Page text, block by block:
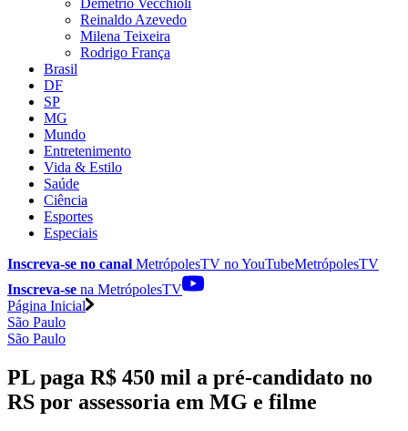
Reinaldo Azevedo
Milena Teixeira
Rodrigo França
Brasil
DF
SP
MG
Mundo
Entretenimento
Vida & Estilo
Saúde
Ciência
Esportes
Especiais
Inscreva-se no canal MetrópolesTV noYouTubeMetrópolesTV
Inscreva-se na MetrópolesTV
Página Inicial
São Paulo
São Paulo
PL paga R$ 450 mil a pré-candidato no
RS por assessoria em MG e filme